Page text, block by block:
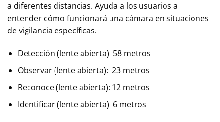
a diferentes distancias. Ayuda a los usuarios a
entender cómo funcionará una cámara en situaciones
de vigilancia específicas.
Detección (lente abierta): 58 metros
Observar (lente abierta): 23 metros
Reconoce (lente abierta): 12 metros
Identificar (lente abierta): 6 metros